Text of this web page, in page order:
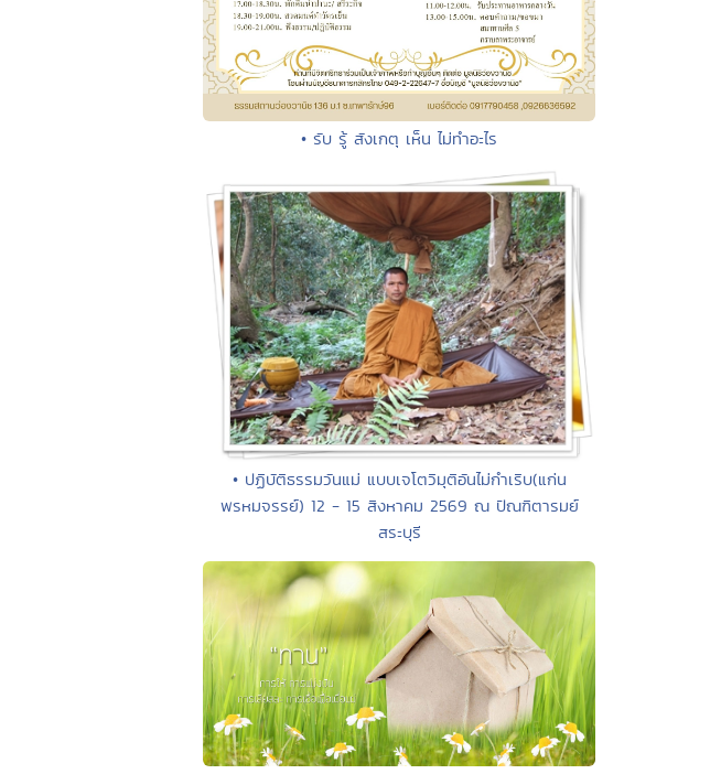
• รับ รู้ สังเกตุ เห็น ไม่ทำอะไร
• ปฏิบัติธรรมวันแม่ แบบเจโตวิมุติอันไม่กำเริบ(แก่น
พรหมจรรย์) 12 - 15 สิงหาคม 2569 ณ ปัณฑิตารมย์
สระบุรี